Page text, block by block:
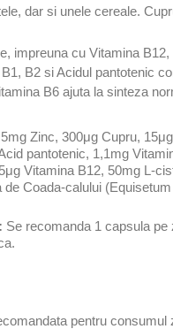
dar si unele cereale.
impreuna cu Vitamina
B2 si Acidul pantotenic
B6 ajuta la sinteza
5mg Zinc, 300μg Cupru,
pantotenic, 1,1mg
Vitamina B12, 50mg L-
de Coada-calului
Se recomanda 1 capsula
pentru consumul